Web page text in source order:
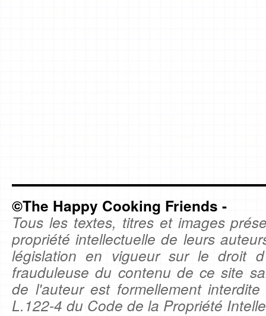
©The Happy Cooking Friends -
Tous les textes, titres et images
propriété intellectuelle de leurs
législation en vigueur sur le droit
frauduleuse du contenu de ce site
de l'auteur est formellement
L.122-4 du Code de la Propriété